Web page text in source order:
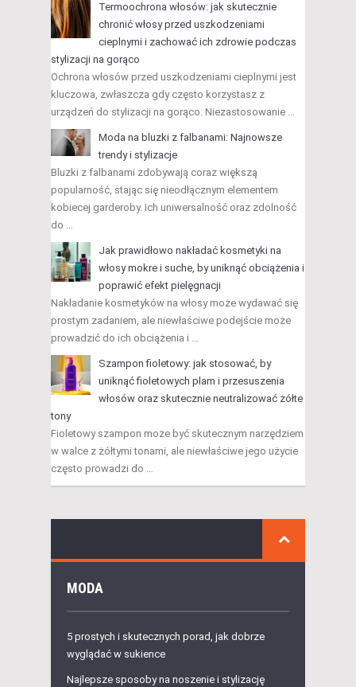
Termoochrona włosów: jak skutecznie
chronić włosy przed uszkodzeniami
cieplnymi i zachować ich zdrowie podczas
stylizacji na gorąco
Ochrona włosów przed uszkodzeniami cieplnymi jest
kluczowa, zwłaszcza gdy często korzystasz z
urządzeń do stylizacji na gorąco. Niezastosowanie …
Moda na bluzki z falbanami: Najnowsze
trendy i stylizacje
Bluzki z falbanami zdobywają coraz większą
popularność, stając się nieodłącznym elementem
kobiecej garderoby. Ich uniwersalność oraz zdolność
do …
Jak prawidłowo nakładać kosmetyki na
włosy mokre i suche, by uniknąć obciążenia i
poprawić efekt pielęgnacji
Nakładanie kosmetyków na włosy może wydawać się
prostym zadaniem, ale niewłaściwe podejście może
prowadzić do ich obciążenia i …
Szampon fioletowy: jak stosować, by
uniknąć fioletowych plam i przesuszenia
włosów oraz skutecznie neutralizować żółte
tony
Fioletowy szampon może być skutecznym narzędziem
w walce z żółtymi tonami, ale niewłaściwe jego użycie
często prowadzi do …
MODA
5 prostych i skutecznych porad, jak dobrze
wyglądać w sukience
Najlepsze sposoby na noszenie i stylizację